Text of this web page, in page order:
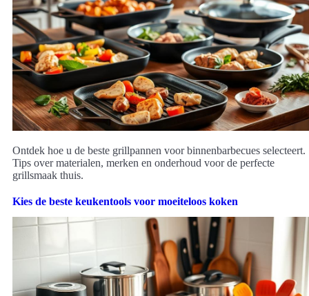
Ontdek hoe u de beste grillpannen voor binnenbarbecues selecteert.
Tips over materialen, merken en onderhoud voor de perfecte
grillsmaak thuis.
Kies de beste keukentools voor moeiteloos koken